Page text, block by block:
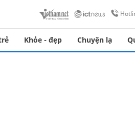
Khỏe - đẹp Chuyện lạ